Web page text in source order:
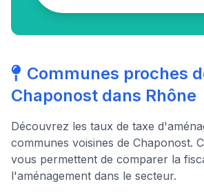
Communes proches
Chaponost dans Rhône
Découvrez les taux de taxe
communes voisines de Chaponost.
vous permettent de comparer la
l'aménagement dans le secteur.